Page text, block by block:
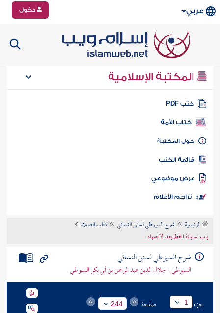
عربي دخول
المكتبة الإسلامية
كتب PDF
كتاب الأمة
المكتبة
الكتب
موضوعي
تراجم الأعلام
الرئيسية شرح السيوطي لسنن النسائي
كتاب الصلاة
باب استبانة الخطإ بعد الاجتهاد
شرح السيوطي لسنن النسائي
السيوطي - جلال الدين عبد الرحمن بن أبي بكر السيوطي
جزء 1 صفحة 244